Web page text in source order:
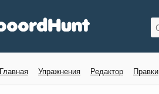
Главная Упражнения Редактор Правки